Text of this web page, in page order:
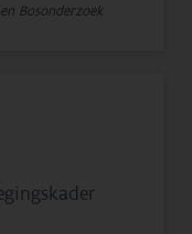
Bosonderzoek